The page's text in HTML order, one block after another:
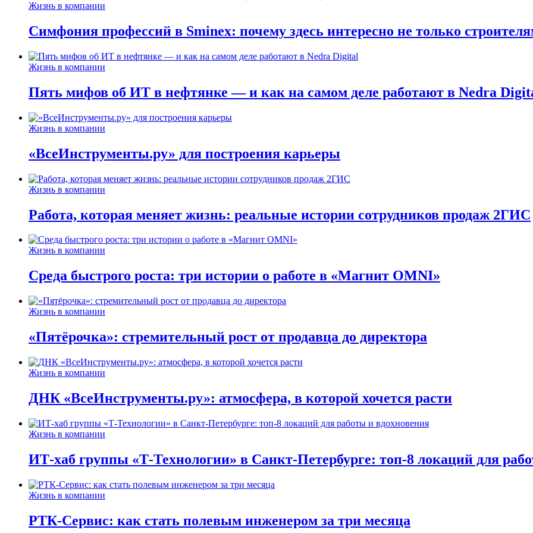
Жизнь в компании
Симфония профессий в Sminex: почему здесь интересно не только
Жизнь в компании
Пять мифов об ИТ в нефтянке — и как на самом деле работают в Nedra
Жизнь в компании
«ВсеИнструменты.ру» для построения карьеры
Жизнь в компании
Работа, которая меняет жизнь: реальные истории сотрудников продаж 2ГИС
Жизнь в компании
Среда быстрого роста: три истории о работе в «Магнит OMNI»
Жизнь в компании
«Пятёрочка»: стремительный рост от продавца до директора
Жизнь в компании
ДНК «ВсеИнструменты.ру»: атмосфера, в которой хочется расти
Жизнь в компании
ИТ-хаб группы «Т-Технологии» в Санкт-Петербурге: топ-8 локаций для
Жизнь в компании
РТК-Сервис: как стать полевым инженером за три месяца